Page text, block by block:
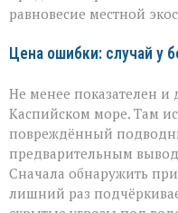
равновесие местной
Цена ошибки: случай у
Не менее показателен
Каспийском море. Там
повреждённый
предварительным
Сначала обнаружить
лишний раз